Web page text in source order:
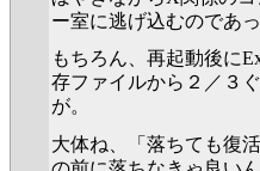
ー室に逃げ込むのであっ
もちろん、再起動後に
存ファイルから２／３
が。
大体ね、「落ちても復